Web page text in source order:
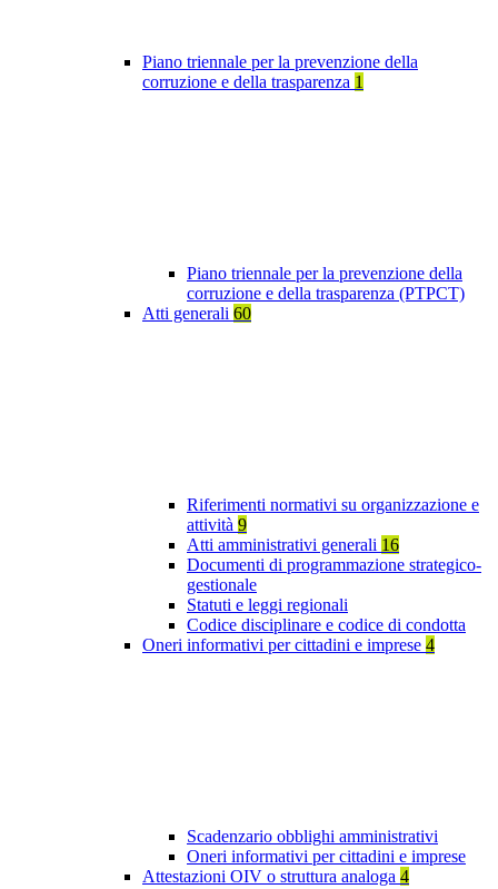
Piano triennale per la prevenzione della
corruzione e della trasparenza 1
Piano triennale per la prevenzione della
corruzione e della trasparenza (PTPCT)
Atti generali 60
Riferimenti normativi su organizzazione e
attività 9
Atti amministrativi generali 16
Documenti di programmazione strategico-
gestionale
Statuti e leggi regionali
Codice disciplinare e codice di condotta
Oneri informativi per cittadini e imprese 4
Scadenzario obblighi amministrativi
Oneri informativi per cittadini e imprese
Attestazioni OIV o struttura analoga 4